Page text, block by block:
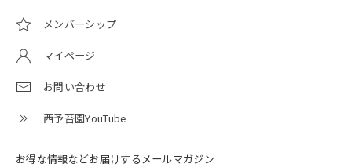
メンバーシップ
マイページ
お問い合わせ
西予苔園YouTube
お得な情報などお届けするメールマガジン